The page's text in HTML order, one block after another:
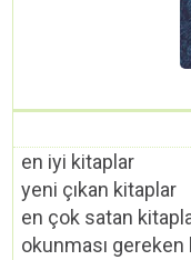
en iyi kitaplar
yeni çıkan kitaplar
en çok satan
okunması gereken